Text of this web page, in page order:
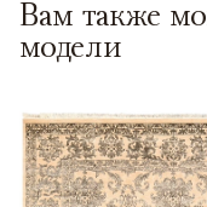
Вам также
модели